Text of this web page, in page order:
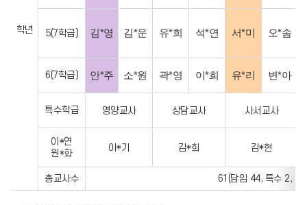
학년 5(7학급) 김*영 김*운 유*희 석*연 서*미 오*솜
6(7학급) 안*주 소*원 곽*영 이*희 유*리 변*아
특수학급 영양교사 상담교사 사서교사
이*연
원*화
이*기 김*희 김*현
총교사수 61(담임 44, 특수 2, 교